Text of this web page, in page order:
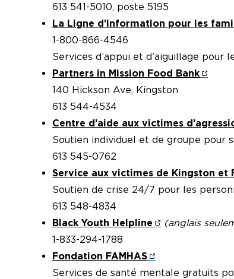
613 541-5010, poste 5195
La Ligne d’information pour les
1-800-866-4546
Services d’appui et d’aiguillage pour
Partners in Mission Food Bank
140 Hickson Ave, Kingston
613 544-4534
Centre d’aide aux victimes
Soutien individuel et de groupe pour
613 545-0762
Service aux victimes de Kingston et
Soutien de crise 24/7 pour les
613 548-4834
Black Youth Helpline
(anglais
1-833-294-1788
Fondation FAMHAS
Services de santé mentale gratuits